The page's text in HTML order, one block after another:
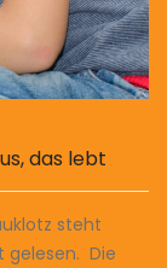
das lebt
steht
gelesen. Die